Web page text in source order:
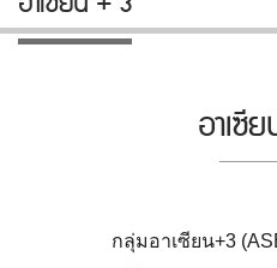
อาเซี
กลุ่มอาเซียน+3